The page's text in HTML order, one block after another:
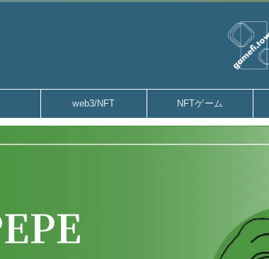
web3/NFT NFTゲーム